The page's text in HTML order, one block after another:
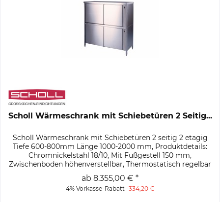
Scholl Wärmeschrank mit Schiebetüren 2 Seitig...
Scholl Wärmeschrank mit Schiebetüren 2 seitig 2 etagig
Tiefe 600-800mm Länge 1000-2000 mm, Produktdetails:
Chromnickelstahl 18/10, Mit Fußgestell 150 mm,
Zwischenboden höhenverstellbar, Thermostatisch regelbar
von 30–85 °C, E.-Anschluss:...
ab 8.355,00 € *
4% Vorkasse-Rabatt -334,20 €